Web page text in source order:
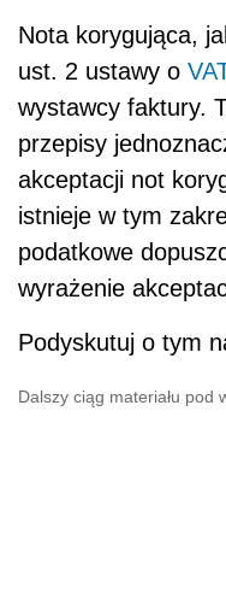
Nota korygująca,
ust. 2 ustawy o
wystawcy faktury.
przepisy
akceptacji not
istnieje w tym
podatkowe
wyrażenie
Podyskutuj o tym
Dalszy ciąg materiału pod